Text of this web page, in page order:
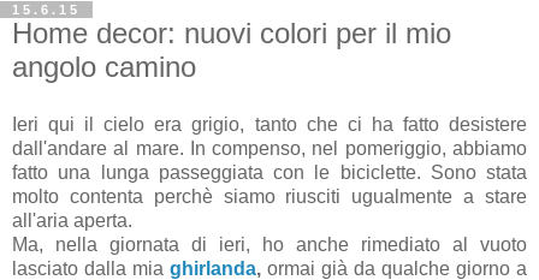
15.6.15
Home decor: nuovi colori per il mio
angolo camino
Ieri qui il cielo era grigio, tanto che ci ha fatto desistere
dall'andare al mare. In compenso, nel pomeriggio, abbiamo
fatto una lunga passeggiata con le biciclette. Sono stata
molto contenta perchè siamo riusciti ugualmente a stare
all'aria aperta.
Ma, nella giornata di ieri, ho anche rimediato al vuoto
lasciato dalla mia ghirlanda, ormai già da qualche giorno a